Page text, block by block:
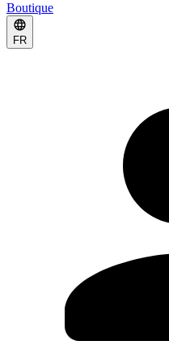
Boutique
FR